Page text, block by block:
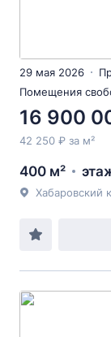
29 мая 2026
Помещения
16 900
42 250 ₽ за м²
400 м²
Хабаровский